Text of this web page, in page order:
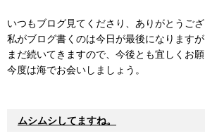
いつもブログ見てくださり、ありがとうござ
私がブログ書くのは今日が最後になります
まだ続いてきますので、今後とも宜しくお願
今度は海でお会いしましょう。
ムシムシしてますね。